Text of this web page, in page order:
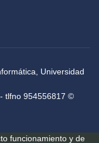
Universidad
tlfno 954556817 ©
funcionamiento y de